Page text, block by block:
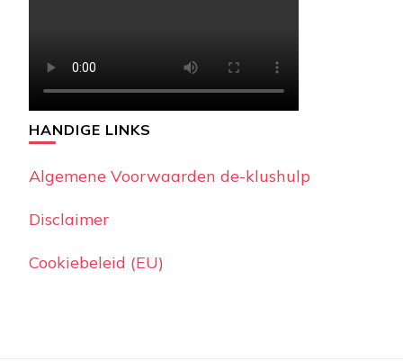
HANDIGE LINKS
Algemene Voorwaarden de-klushulp
Disclaimer
Cookiebeleid (EU)